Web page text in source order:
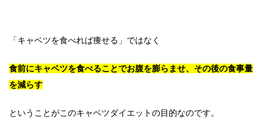
「キャベツを食べれば痩せる」ではなく
食前にキャベツを食べることでお腹を膨らませ、その後の食事量
を減らす
ということがこのキャベツダイエットの目的なのです。